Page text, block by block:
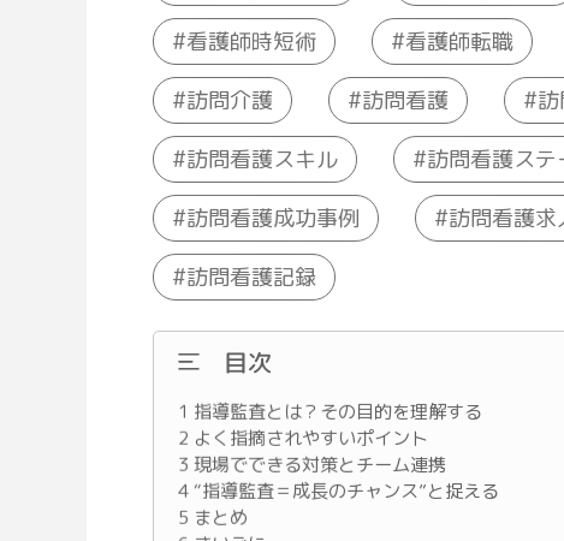
看護師時短術 看護師転職
訪問介護
訪問看護
訪問看護スキル
訪問看護ス
訪問看護成功事例 訪問看護求
訪問看護記録
目次
1 指導監査とは？その目的を理解する
2 よく指摘されやすいポイント
3 現場でできる対策とチーム連携
4“指導監査＝成長のチャンス”と捉える
5 まとめ